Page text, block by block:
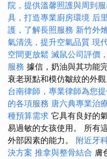
院，提供溫馨照護與周到
具，打造專業廚房環境 后
護，了解長照服務 新竹外
氣清洗，提升空氣品質 現
空間更放鬆 滅鼠公司評價
服務 據信，奶油與其功能
衰老斑點和模仿皺紋的外觀
台南律師，專業律師為您
的各項服務 唐六典專業治
種預算需求 它具有良好的
易過敏的女孩使用。 所有
外部因素的能力。 附近牙
決方案 推拿與整骨結合 膚